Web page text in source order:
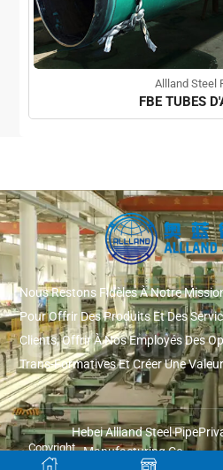
Allland Steel
FBE TUBES
Nous Restons Fidèles À Notre
Pour Offrir Des Produits Et Des
Clients, Offrir À Nos Employés Des
Trans-Formatives Et Créer Une
Copyright
© 2026
Hebei Allland Steel Pipe
Manufacturing Co.